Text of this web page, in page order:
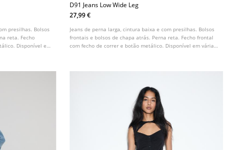
presilhas. Bolsos
reta. Fecho
Disponível em
D91 Jeans Low Wide Leg
27,99 €
Jeans de perna larga, cintura baixa e com presilhas. Bolsos
frontais e bolsos de chapa atrás. Perna reta. Fecho frontal
com fecho de correr e botão metálico. Disponível em várias